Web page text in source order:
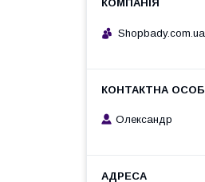
Shopbady.com.ua
Олександр